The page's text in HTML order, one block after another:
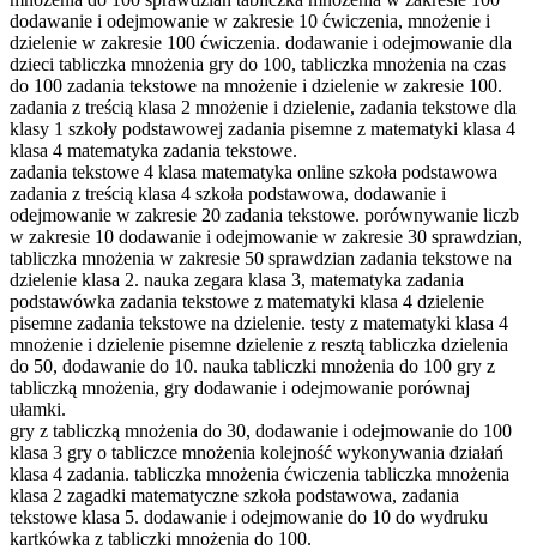
dodawanie i odejmowanie w zakresie 10 ćwiczenia, mnożenie i
dzielenie w zakresie 100 ćwiczenia. dodawanie i odejmowanie dla
dzieci tabliczka mnożenia gry do 100, tabliczka mnożenia na czas
do 100 zadania tekstowe na mnożenie i dzielenie w zakresie 100.
zadania z treścią klasa 2 mnożenie i dzielenie, zadania tekstowe dla
klasy 1 szkoły podstawowej zadania pisemne z matematyki klasa 4
klasa 4 matematyka zadania tekstowe.
zadania tekstowe 4 klasa matematyka online szkoła podstawowa
zadania z treścią klasa 4 szkoła podstawowa, dodawanie i
odejmowanie w zakresie 20 zadania tekstowe. porównywanie liczb
w zakresie 10 dodawanie i odejmowanie w zakresie 30 sprawdzian,
tabliczka mnożenia w zakresie 50 sprawdzian zadania tekstowe na
dzielenie klasa 2. nauka zegara klasa 3, matematyka zadania
podstawówka zadania tekstowe z matematyki klasa 4 dzielenie
pisemne zadania tekstowe na dzielenie. testy z matematyki klasa 4
mnożenie i dzielenie pisemne dzielenie z resztą tabliczka dzielenia
do 50, dodawanie do 10. nauka tabliczki mnożenia do 100 gry z
tabliczką mnożenia, gry dodawanie i odejmowanie porównaj
ułamki.
gry z tabliczką mnożenia do 30, dodawanie i odejmowanie do 100
klasa 3 gry o tabliczce mnożenia kolejność wykonywania działań
klasa 4 zadania. tabliczka mnożenia ćwiczenia tabliczka mnożenia
klasa 2 zagadki matematyczne szkoła podstawowa, zadania
tekstowe klasa 5. dodawanie i odejmowanie do 10 do wydruku
kartkówka z tabliczki mnożenia do 100.